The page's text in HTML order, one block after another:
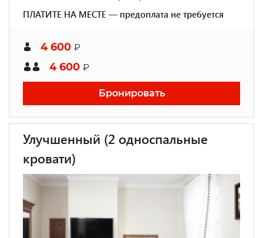
ПЛАТИТЕ НА МЕСТЕ — предоплата не требуется
4 600 ₽
4 600 ₽
Бронировать
Улучшенный (2 односпальные
кровати)